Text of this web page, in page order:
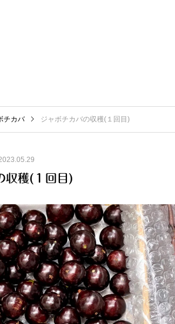
チカバ ジャボチカバの収穫(１回目)
収穫(１回目)